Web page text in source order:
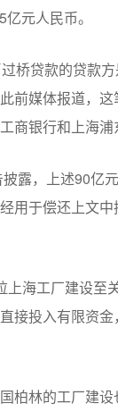
元人民币。
桥贷款的贷款
前媒体报道，
商银行和上海浦
露，上述90亿
用于偿还上文
上海工厂建设至
接投入有限资
柏林的工厂建设